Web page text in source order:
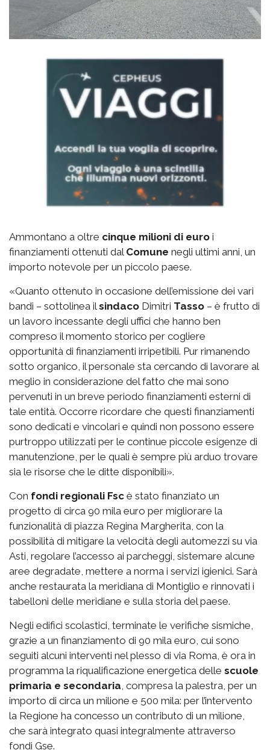
Ammontano a oltre cinque milioni di euro i
finanziamenti ottenuti dal Comune negli ultimi anni, un
importo notevole per un piccolo paese.
«Quanto ottenuto in occasione dell’emissione dei vari
bandi – sottolinea il sindaco Dimitri Tasso – è frutto di
un lavoro incessante degli uffici che hanno ben
compreso il momento storico per cogliere
opportunità di finanziamenti irripetibili. Pur rimanendo
sotto organico, il personale sta cercando di lavorare al
meglio in considerazione del fatto che mai sono
pervenuti in un breve periodo finanziamenti esterni di
tale entità. Occorre ricordare che questi finanziamenti
sono dedicati e vincolari e quindi non possono essere
purtroppo utilizzati per le continue piccole esigenze di
manutenzione, per le quali è sempre più arduo trovare
sia le risorse che le ditte disponibili».
Con fondi regionali Fsc è stato finanziato un
progetto di circa 90 mila euro per migliorare la
funzionalità di piazza Regina Margherita, con la
possibilità di mitigare la velocità degli automezzi su via
Asti, regolare l’accesso ai parcheggi, sistemare alcune
aree degradate, mettere a norma i servizi igienici. Sarà
anche restaurata la meridiana di Montiglio e rinnovati i
tabelloni delle meridiane e sulla storia del paese.
Negli edifici scolastici, terminate le verifiche sismiche,
grazie a un finanziamento di 90 mila euro, cui sono
seguiti alcuni interventi nel plesso di via Roma, è ora in
programma la riqualificazione energetica delle scuole
primaria e secondaria , compresa la palestra, per un
importo di circa un milione e 500 mila: per l’intervento
la Regione ha concesso un contributo di un milione,
che sarà integrato quasi integralmente attraverso
fondi Gse.